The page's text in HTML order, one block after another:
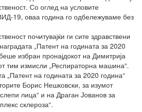
Со оглед на условите
19, оваа година го одбележуваме без
почитувајќи ги сите здравствени
„Патент на годината за 2020
избран пронајдокот на Димитрија
тим измисли „Респираторна машина“.
на годината за 2020 година“
Борис Нешковски, за изумот
лица“ и на Драган Јованов за
склероза“.